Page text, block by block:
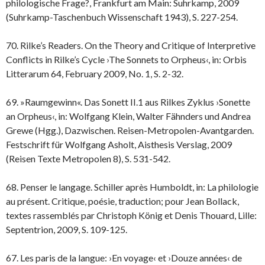
philologische Frage?, Frankfurt am Main: Suhrkamp, 2009
(Suhrkamp-Taschenbuch Wissenschaft 1943), S. 227-254.
70. Rilke’s Readers. On the Theory and Critique of Interpretive
Conflicts in Rilke’s Cycle ›The Sonnets to Orpheus‹, in: Orbis
Litterarum 64, February 2009, No. 1, S. 2-32.
69. »Raumgewinn«. Das Sonett II.1 aus Rilkes Zyklus ›Sonette
an Orpheus‹, in: Wolfgang Klein, Walter Fähnders und Andrea
Grewe (Hgg.), Dazwischen. Reisen-Metropolen-Avantgarden.
Festschrift für Wolfgang Asholt, Aisthesis Verslag, 2009
(Reisen Texte Metropolen 8), S. 531-542.
68. Penser le langage. Schiller après Humboldt, in: La philologie
au présent. Critique, poésie, traduction; pour Jean Bollack,
textes rassemblés par Christoph König et Denis Thouard, Lille:
Septentrion, 2009, S. 109-125.
67. Les paris de la langue: ›En voyage‹ et ›Douze années‹ de